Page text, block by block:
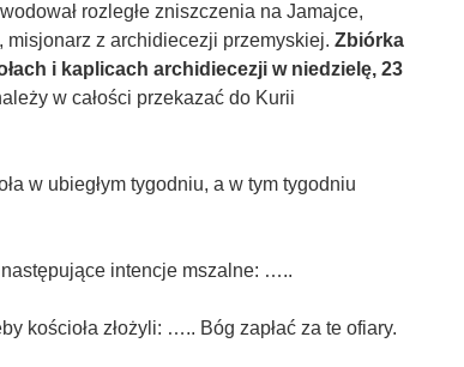
rozległe zniszczenia na Jamajce,
z archidiecezji przemyskiej. Zbiórka
i kaplicach archidiecezji w niedzielę, 23
w całości przekazać do Kurii
w ubiegłym tygodniu, a w tym tygodniu
intencje mszalne: …..
kościoła złożyli: ….. Bóg zapłać za te ofiary.